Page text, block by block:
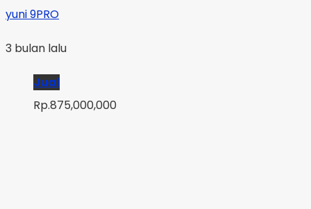
yuni 9PRO
3 bulan lalu
Jual
Rp.875,000,000